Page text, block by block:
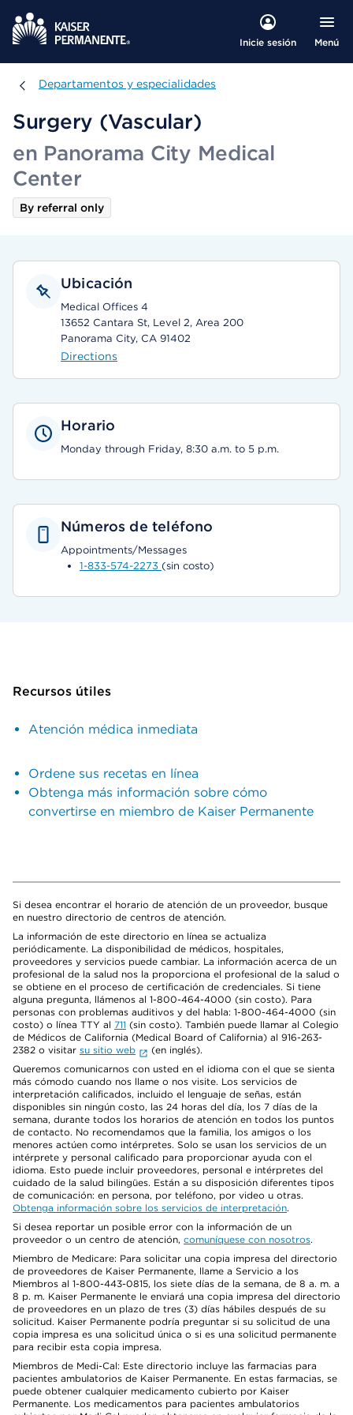
Inicie sesión Menú
Departamentos y especialidades
Departamentos y especialidades
Surgery (Vascular)
en Panorama City Medical
Center
By referral only
Ubicación
Medical Offices 4
13652 Cantara St, Level 2, Area 200
Panorama City, CA 91402
Directions
Horario
Monday through Friday, 8:30 a.m. to 5 p.m.
Números de teléfono
Appointments/Messages
1-833-574-2273 (sin costo)
Recursos útiles
Atención médica inmediata
Ordene sus recetas en línea
Obtenga más información sobre cómo
convertirse en miembro de Kaiser Permanente
Si desea encontrar el horario de atención de un proveedor, busque
en nuestro directorio de centros de atención.
La información de este directorio en línea se actualiza
periódicamente. La disponibilidad de médicos, hospitales,
proveedores y servicios puede cambiar. La información acerca de un
profesional de la salud nos la proporciona el profesional de la salud o
se obtiene en el proceso de certificación de credenciales. Si tiene
alguna pregunta, llámenos al 1-800-464-4000 (sin costo). Para
personas con problemas auditivos y del habla: 1-800-464-4000 (sin
costo) o línea TTY al 711 (sin costo). También puede llamar al Colegio
de Médicos de California (Medical Board of California) al 916-263-
2382 o visitar su sitio web
(en inglés).
Queremos comunicarnos con usted en el idioma con el que se sienta
más cómodo cuando nos llame o nos visite. Los servicios de
interpretación calificados, incluido el lenguaje de señas, están
disponibles sin ningún costo, las 24 horas del día, los 7 días de la
semana, durante todos los horarios de atención en todos los puntos
de contacto. No recomendamos que la familia, los amigos o los
menores actúen como intérpretes. Solo se usan los servicios de un
intérprete y personal calificado para proporcionar ayuda con el
idioma. Esto puede incluir proveedores, personal e intérpretes del
cuidado de la salud bilingües. Están a su disposición diferentes tipos
de comunicación: en persona, por teléfono, por video u otras.
Obtenga información sobre los servicios de interpretación.
Si desea reportar un posible error con la información de un
proveedor o un centro de atención, comuníquese con nosotros.
Miembro de Medicare: Para solicitar una copia impresa del directorio
de proveedores de Kaiser Permanente, llame a Servicio a los
Miembros al 1-800-443-0815, los siete días de la semana, de 8 a. m. a
8 p. m. Kaiser Permanente le enviará una copia impresa del directorio
de proveedores en un plazo de tres (3) días hábiles después de su
solicitud. Kaiser Permanente podría preguntar si su solicitud de una
copia impresa es una solicitud única o si es una solicitud permanente
para recibir esta copia impresa.
Miembros de Medi-Cal: Este directorio incluye las farmacias para
pacientes ambulatorios de Kaiser Permanente. En estas farmacias, se
puede obtener cualquier medicamento cubierto por Kaiser
Permanente. Los medicamentos para pacientes ambulatorios